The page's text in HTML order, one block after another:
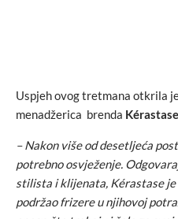
Uspjeh ovog tretmana otkrila
menadžerica brenda Kérastase
– Nakon više od desetljeća
potrebno osvježenje.
stilista i klijenata, Kérastase
podržao frizere u njihovoj